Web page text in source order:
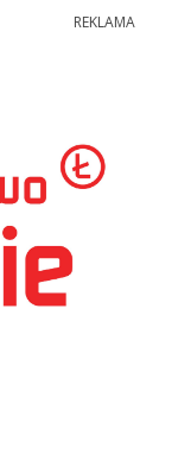
REKLAMA